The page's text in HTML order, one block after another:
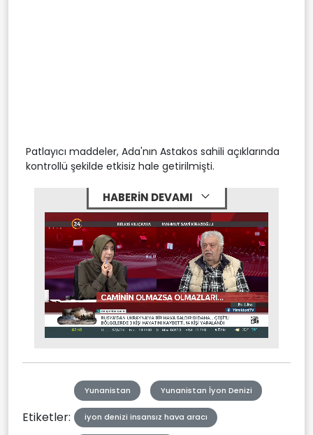
Patlayıcı maddeler, Ada'nın Astakos sahili açıklarında
kontrollü şekilde etkisiz hale getirilmişti.
HABERİN DEVAMI
Mute Stream
Etiketler:
Yunanistan Yunanistan İyon Denizi
iyon denizi insansız hava aracı